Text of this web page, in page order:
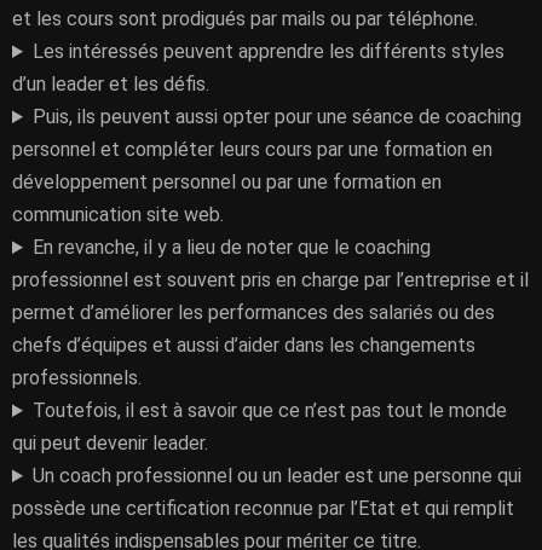
et les cours sont prodigués par mails ou par téléphone.
Les intéressés peuvent apprendre les différents styles
d’un leader et les défis.
Puis, ils peuvent aussi opter pour une séance de coaching
personnel et compléter leurs cours par une formation en
développement personnel ou par une formation en
communication site web.
En revanche, il y a lieu de noter que le coaching
professionnel est souvent pris en charge par l’entreprise et il
permet d’améliorer les performances des salariés ou des
chefs d’équipes et aussi d’aider dans les changements
professionnels.
Toutefois, il est à savoir que ce n’est pas tout le monde
qui peut devenir leader.
Un coach professionnel ou un leader est une personne qui
possède une certification reconnue par l’Etat et qui remplit
les qualités indispensables pour mériter ce titre.